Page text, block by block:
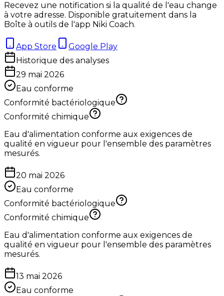
Recevez une notification si la qualité de l'eau change
à votre adresse. Disponible gratuitement dans la
Boîte à outils de l'app Niki Coach.
App Store
Google Play
Historique des analyses
29 mai 2026
Eau conforme
Conformité bactériologique
Conformité chimique
Eau d'alimentation conforme aux exigences de
qualité en vigueur pour l'ensemble des paramètres
mesurés.
20 mai 2026
Eau conforme
Conformité bactériologique
Conformité chimique
Eau d'alimentation conforme aux exigences de
qualité en vigueur pour l'ensemble des paramètres
mesurés.
13 mai 2026
Eau conforme